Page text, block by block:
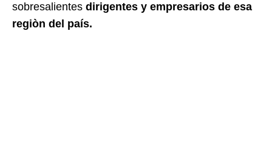
sobresalientes dirigentes y empresarios de esa
regiòn del país.